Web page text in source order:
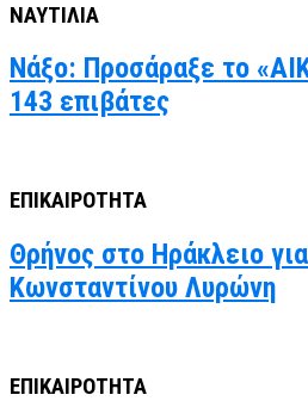
ΝΑΥΤΙΛΙΑ
Νάξο: Προσάραξε το
143 επιβάτες
ΕΠΙΚΑΙΡΟΤΗΤΑ
Θρήνος στο Ηράκλειο
Κωνσταντίνου Λυρώνη
ΕΠΙΚΑΙΡΟΤΗΤΑ